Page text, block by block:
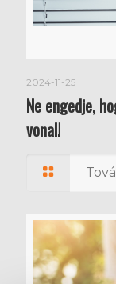
2024-11-25
Ne engedje,
vonal!